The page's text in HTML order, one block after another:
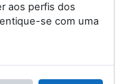
aos perfis dos
se com uma